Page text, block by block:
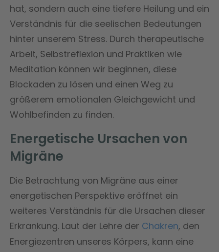
hat, sondern auch eine tiefere Heilung und ein
Verständnis für die seelischen Bedeutungen
hinter unserem Stress. Durch therapeutische
Arbeit, Selbstreflexion und Praktiken wie
Meditation können wir beginnen, diese
Blockaden zu lösen und einen Weg zu
größerem emotionalen Gleichgewicht und
Wohlbefinden zu finden.
Energetische Ursachen von
Migräne
Die Betrachtung von Migräne aus einer
energetischen Perspektive eröffnet ein
weiteres Verständnis für die Ursachen dieser
Erkrankung. Laut der Lehre der Chakren, den
Energiezentren unseres Körpers, kann eine